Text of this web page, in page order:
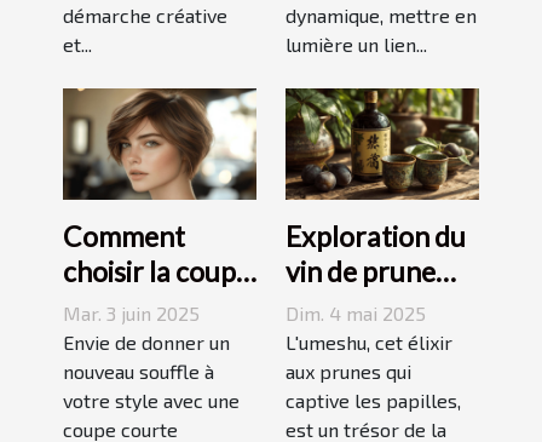
démarche créative
et...
dynamique, mettre en
lumière un lien...
Comment
choisir la coupe
courte
dégradée
parfaite pour
votre visage
Mar. 3 juin 2025
Envie de donner un
nouveau souffle à
votre style avec une
coupe courte
Exploration du
vin de prune
umeshu :
origines,
saveurs et
accords
Dim. 4 mai 2025
L'umeshu, cet élixir
aux prunes qui
captive les papilles,
est un trésor de la